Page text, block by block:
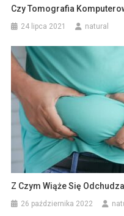
Czy Tomografia
24 lipca 2021 natural
Z Czym Wiąże Się
26 października 2022